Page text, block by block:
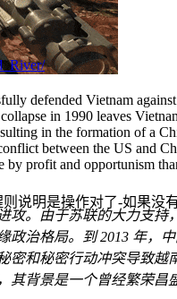
defended Vietnam
in 1990 leaves
in the formation of a
between the US and
profit and opportunism
攻。由于苏联的大力支
治格局。到 2013 年
和秘密行动冲突导致
背景是一个曾经繁荣昌
说明是操作对了-如果没